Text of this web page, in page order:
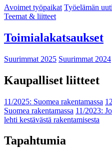
Avoimet työpaikat Työelämän
Teemat & liitteet
Toimialakatsaukset
Suurimmat 2025 Suurimmat 2024
Kaupalliset liitteet
11/2025: Suomea rakentamassa
Suomea rakentamassa 11/2023:
lehti kestävästä rakentamisesta
Tapahtumia